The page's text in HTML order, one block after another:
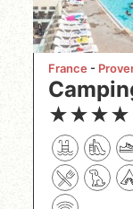
France
★★★★